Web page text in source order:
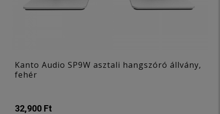
Kanto Audio SP9W asztali hangszóró állvány,
fehér
32,900 Ft